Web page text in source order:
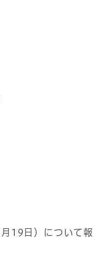
19日）について報